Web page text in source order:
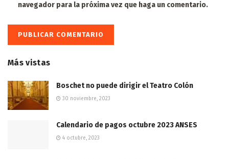
navegador para la próxima vez que haga un comentario.
Más vistas
Boschet no puede dirigir el Teatro Colón
30 noviembre, 2023
Calendario de pagos octubre 2023 ANSES
4 octubre, 2023